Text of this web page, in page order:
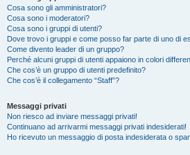
Cosa sono gli amministratori?
Cosa sono i moderatori?
Cosa sono i gruppi di utenti?
Dove trovo i gruppi e come posso far parte di uno di
Come divento leader di un gruppo?
Perché alcuni gruppi di utenti appaiono in colori
Che cos’è un gruppo di utenti predefinito?
Che cos’è il collegamento “Staff”?
Messaggi privati
Non riesco ad inviare messaggi privati!
Continuano ad arrivarmi messaggi privati indesiderati!
Ho ricevuto un messaggio di posta indesiderata o